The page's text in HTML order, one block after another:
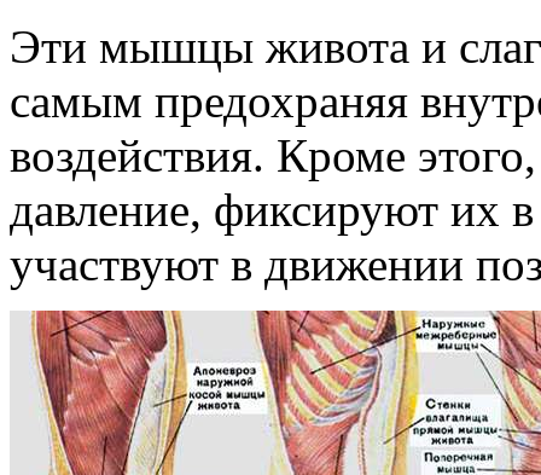
Эти мышцы живота и
самым предохраняя
воздействия. Кроме
давление, фиксируют их
участвуют в движении